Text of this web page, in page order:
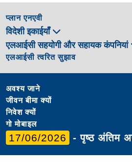
प्लान एनएवी
विदेशी इकाईयाँ
एलआईसी सहयोगी और सहायक कंपनियां
एलआईसी त्वरित सुझाव
अवश्य जाने
जीवन बीमा क्यों
निवेश क्यों
गो मोबाइल
17/06/2026 - पृष्ठ अंतिम